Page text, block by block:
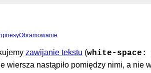
Obramowanie
zawijanie tekstu (white-space:
wiersza nastąpiło pomiędzy nimi, a nie